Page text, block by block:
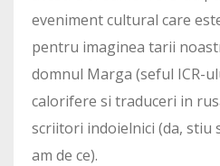
eveniment cultural care
pentru imaginea tarii
domnul Marga (seful ICR-
calorifere si traduceri in
scriitori indoielnici (da, stiu
am de ce).